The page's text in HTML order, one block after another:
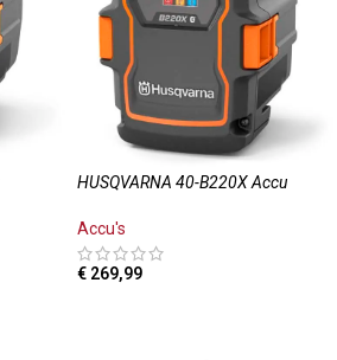
HUSQVARNA 40-B220X Accu
Accu's
€ 269,99